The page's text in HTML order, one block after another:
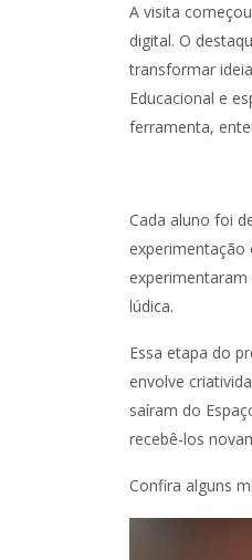
A visita
digital. O
transformar
Educacional e
ferramenta,
Cada aluno foi
experimentação
lúdica.
Essa etapa do
envolve
saíram do
recebê-los
Confira alguns